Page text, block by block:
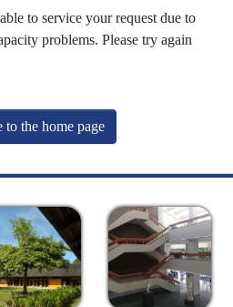
to service your request due to
problems. Please try again
to the home page